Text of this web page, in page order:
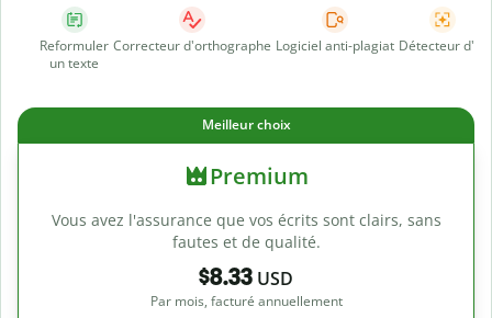
Reformuler
un texte
Correcteur d'orthographe Logiciel anti-plagiat Détecteur d'IA
Meilleur choix
Premium
Vous avez l'assurance que vos écrits sont clairs, sans
fautes et de qualité.
$8.33 USD
Par mois, facturé annuellement